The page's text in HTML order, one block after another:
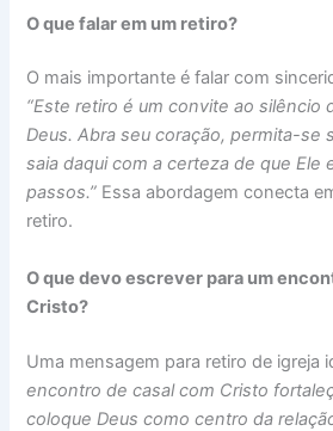
O que falar em um retiro?
O mais importante é falar com
“Este retiro é um convite ao silêncio
Deus. Abra seu coração, permita-se
saia daqui com a certeza de que Ele
passos.” Essa abordagem conecta
retiro.
O que devo escrever para um
Cristo?
Uma mensagem para retiro de igreja
encontro de casal com Cristo
coloque Deus como centro da